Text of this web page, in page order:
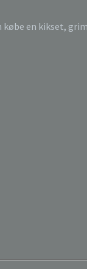
en kikset,